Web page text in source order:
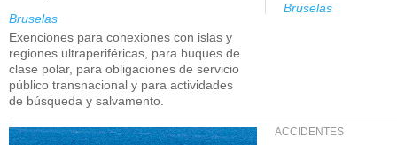
Bruselas
Exenciones para conexiones con islas y
regiones ultraperiféricas, para buques de
clase polar, para obligaciones de servicio
público transnacional y para actividades
de búsqueda y salvamento.
Bruselas
ACCIDENTES